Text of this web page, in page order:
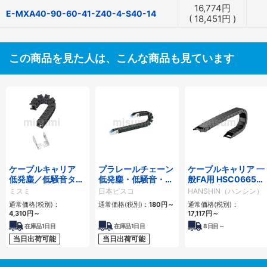
E-MXA40-90-60-41-Z40-4-S40-14 16,774円
( 18,451円 )
この商品を見た人は、こんな商品も見ています
ケーブルキャリア
低発塵／低騒音タイ
プ
ミスミ
通常価格(税別)：
4,310 円 ～
在庫品1日目
当日出荷可能
プラレールチェーン
低発塵・低騒音・フ
ラップ開閉・ヒンジ
連結タイプ SCシリ
ーズ
日本ピスコ
通常価格(税別)： 180 円 ～
在庫品1日目
当日出荷可能
ケーブルキャリア 一
般FA用 HSC0665シ
リーズ
HANSHIN（ハンシン）
通常価格(税別)：
17,117 円 ～
8日目～